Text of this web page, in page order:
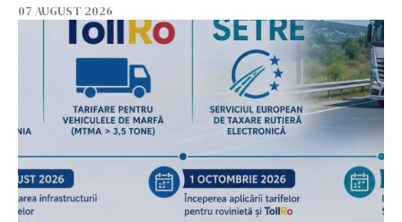
07 AUGUST 2026